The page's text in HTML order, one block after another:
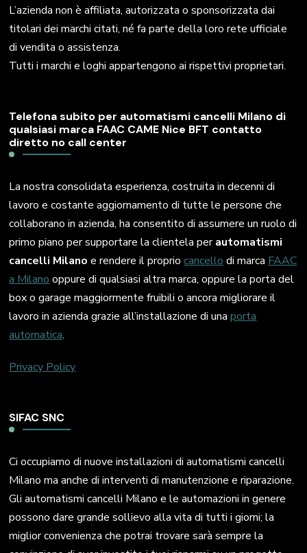
L’azienda non è affiliata, autorizzata o sponsorizzata dai
titolari dei marchi citati, né fa parte della loro rete ufficiale
di vendita o assistenza.
Tutti i marchi e loghi appartengono ai rispettivi proprietari.
Telefona subito per automatismi cancelli Milano di
qualsiasi marca FAAC CAME Nice BFT contatto
diretto no call center
La nostra consolidata esperienza, costruita in decenni di
lavoro e costante aggiornamento di tutte le persone che
collaborano in azienda, ha consentito di assumere un ruolo di
primo piano per supportare la clientela perautomatismi
cancelli Milano e rendere il propriocancello di marca FAAC
a Milano oppure di qualsiasi altra marca, oppure la porta del
box o garage maggiormente fruibili o ancora migliorare il
lavoro in azienda grazie all’installazione di unaporta
automatica.
Privacy Policy
SIFAC SNC
Ci occupiamo di nuove installazioni di automatismi cancelli
Milano ma anche di interventi di manutenzione e riparazione.
Gli automatismi cancelli Milano e le automazioni in genere
possono dare grande sollievo alla vita di tutti i giorni; la
miglior convenienza che potrai trovare sarà sempre la